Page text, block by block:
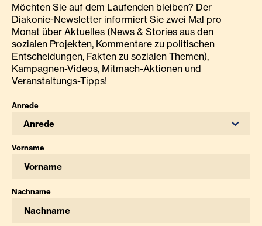
Möchten Sie auf dem Laufenden bleiben? Der
Diakonie-Newsletter informiert Sie zwei Mal pro
Monat über Aktuelles (News & Stories aus den
sozialen Projekten, Kommentare zu politischen
Entscheidungen, Fakten zu sozialen Themen),
Kampagnen-Videos, Mitmach-Aktionen und
Veranstaltungs-Tipps!
Anrede
Anrede
Vorname
Nachname